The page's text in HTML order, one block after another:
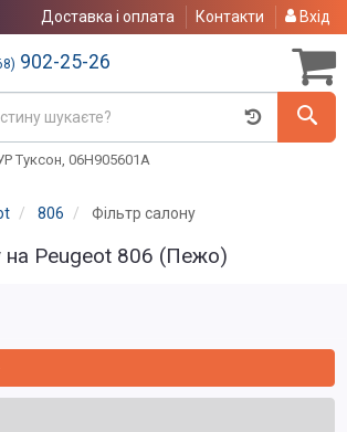
Доставка і оплата Контакти Вхід
902-25-26
Туксон, 06H905601A
806 Фільтр салону
на Peugeot 806 (Пежо)